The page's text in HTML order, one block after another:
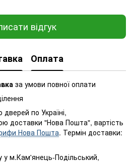
відгук
Оплата
за умови повної оплати
по Україні,
доставки "Нова Пошта", вартість
Нова Пошта. Термін доставки:
у м.Кам'янець-Подільський,